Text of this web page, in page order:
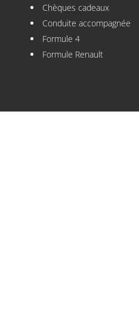
Chèques cadeaux
Conduite accompagnée
Formule 4
Formule Renault